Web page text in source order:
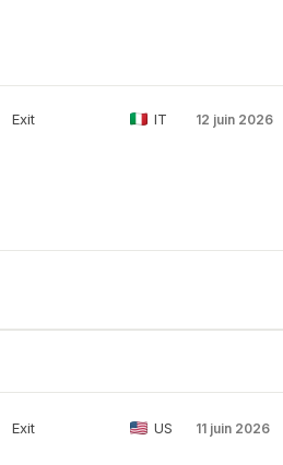
Exit IT 12 juin 2026
Exit US 11 juin 2026